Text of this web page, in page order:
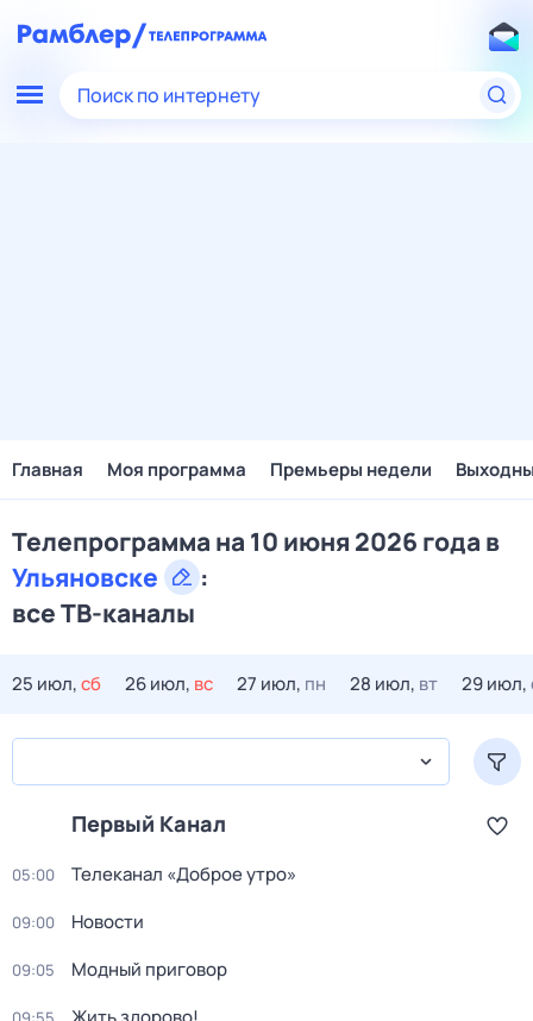
Поиск по интернету
Главная Моя программа Премьеры недели
Телепрограмма на 10 июня 2026 года в
Ульяновске
:
все ТВ-каналы
25 июл,сб 26 июл, вс 27 июл, пн 28 июл, вт 29 июл,
Первый Канал
05:00 Телеканал «Доброе утро»
09:00 Новости
09:05 Модный приговор